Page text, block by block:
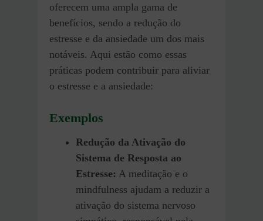
oferecem uma ampla gama de
benefícios, sendo a redução do
estresse e da ansiedade um dos mais
notáveis. Aqui estão como essas
práticas podem contribuir para aliviar
o estresse e a ansiedade:
Exemplos
Redução da Ativação do
Sistema de Resposta ao
Estresse: A meditação e o
mindfulness ajudam a reduzir a
ativação do sistema nervoso